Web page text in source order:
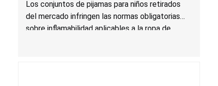
Los conjuntos de pijamas para niños retirados
del mercado infringen las normas obligatorias
sobre inflamabilidad aplicables a la ropa de